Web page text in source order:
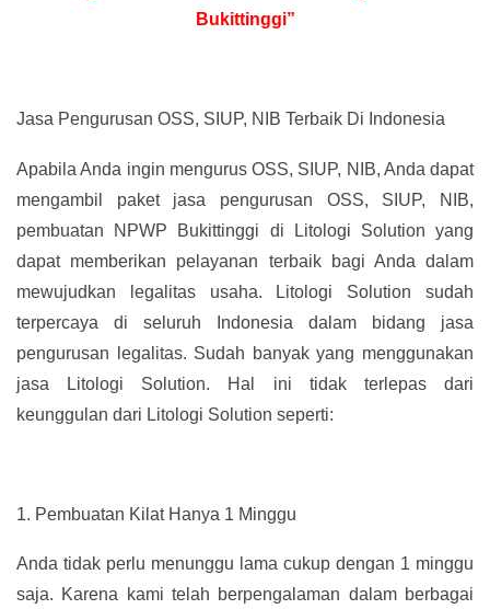
Bukittinggi”
Jasa Pengurusan OSS, SIUP, NIB Terbaik Di Indonesia
Apabila Anda ingin mengurus OSS, SIUP, NIB, Anda dapat
mengambil paket jasa pengurusan OSS, SIUP, NIB,
pembuatan NPWP Bukittinggi di Litologi Solution yang
dapat memberikan pelayanan terbaik bagi Anda dalam
mewujudkan legalitas usaha. Litologi Solution sudah
terpercaya di seluruh Indonesia dalam bidang jasa
pengurusan legalitas. Sudah banyak yang menggunakan
jasa Litologi Solution. Hal ini tidak terlepas dari
keunggulan dari Litologi Solution seperti:
1. Pembuatan Kilat Hanya 1 Minggu
Anda tidak perlu menunggu lama cukup dengan 1 minggu
saja. Karena kami telah berpengalaman dalam berbagai